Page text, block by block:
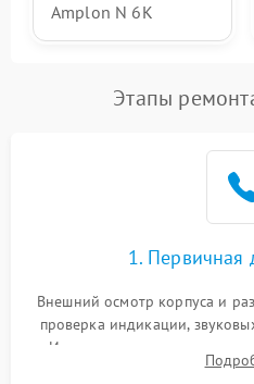
Amplon N 6K
Этапы
1. Первичная
Внешний осмотр корпуса и
проверка индикации,
Измерение входного и
реакции ИБП на